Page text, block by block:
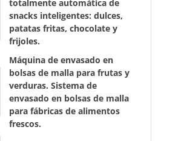
totalmente automática de
snacks inteligentes: dulces,
patatas fritas, chocolate y
frijoles.
Máquina de envasado en
bolsas de malla para frutas y
verduras. Sistema de
envasado en bolsas de malla
para fábricas de alimentos
frescos.